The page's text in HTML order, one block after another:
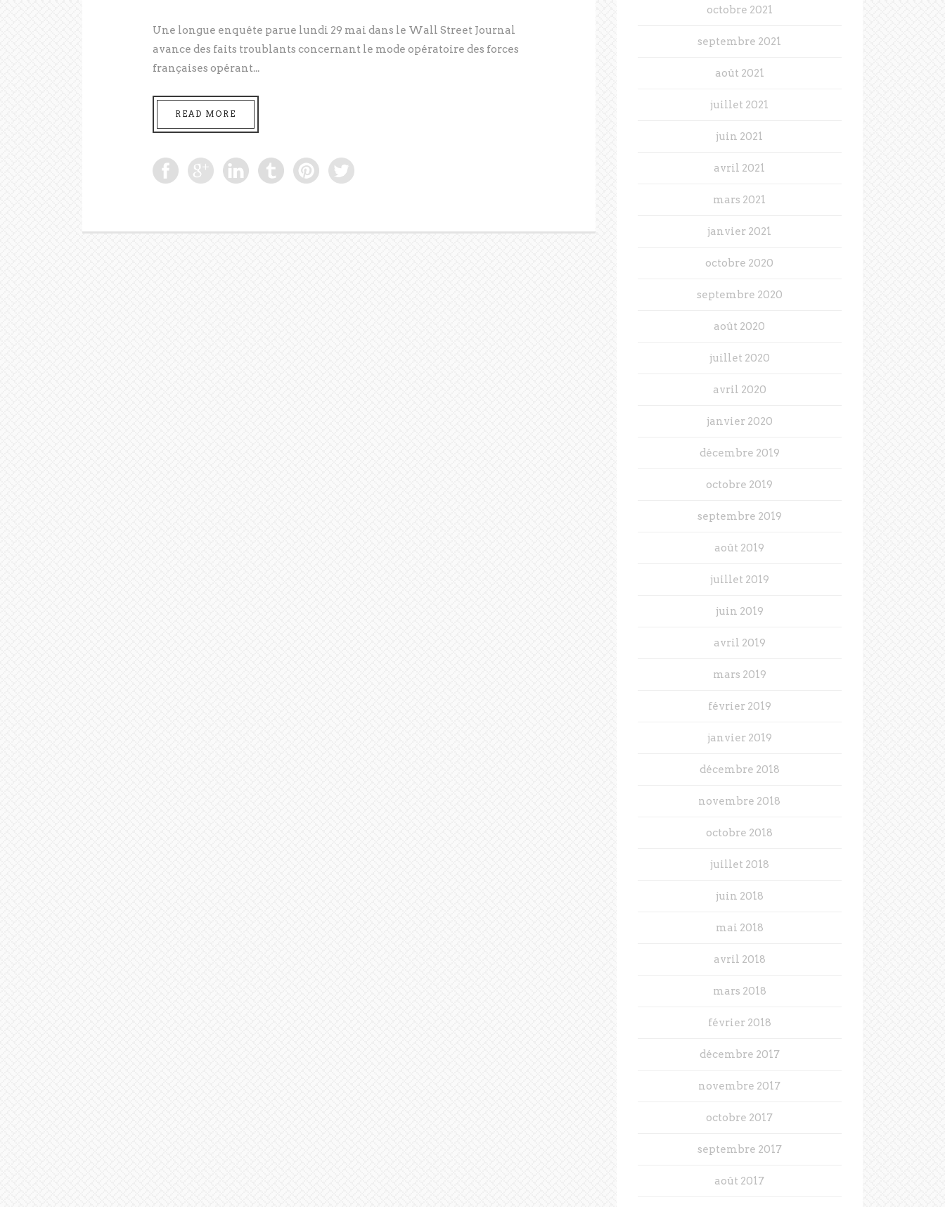
Une longue enquête parue lundi 29 mai dans le Wall Street Journal
avance des faits troublants concernant le mode opératoire des forces
françaises opérant...
READ MORE
octobre 2021
septembre 2021
août 2021
juillet 2021
juin 2021
avril 2021
mars 2021
janvier 2021
octobre 2020
septembre 2020
août 2020
juillet 2020
avril 2020
janvier 2020
décembre 2019
octobre 2019
septembre 2019
août 2019
juillet 2019
juin 2019
avril 2019
mars 2019
février 2019
janvier 2019
décembre 2018
novembre 2018
octobre 2018
juillet 2018
juin 2018
mai 2018
avril 2018
mars 2018
février 2018
décembre 2017
novembre 2017
octobre 2017
septembre 2017
août 2017